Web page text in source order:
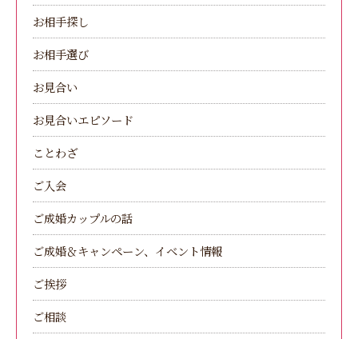
お相手探し
お相手選び
お見合い
お見合いエピソード
ことわざ
ご入会
ご成婚カップルの話
ご成婚＆キャンペーン、イベント情報
ご挨拶
ご相談